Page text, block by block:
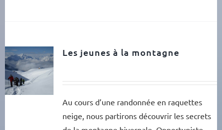
Les jeunes à la montagne
Au cours d’une randonnée en raquettes
neige, nous partirons découvrir les secrets